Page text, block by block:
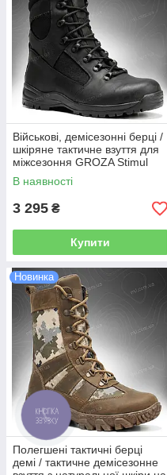
Військові, демісезонні берці /
шкіряне тактичне взуття для
міжсезоння GROZA Stimul
(black)
В наявності
3 295 ₴
Купити
Новинка
Полегшені тактичні берці
демі / тактичне демісезонне